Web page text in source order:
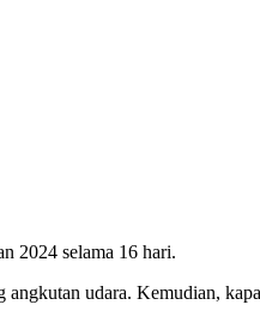
2024 selama 16 hari.
udara. Kemudian,